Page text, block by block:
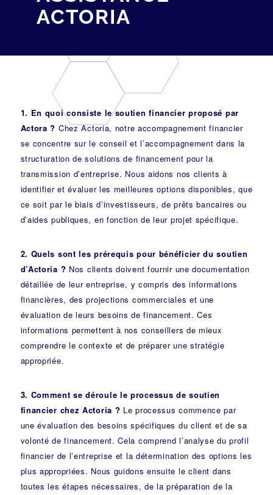
ACTORIA
1. En quoi consiste le soutien financier proposé par
Actora ? Chez Actoria, notre accompagnement financier
se concentre sur le conseil et l’accompagnement dans la
structuration de solutions de financement pour la
transmission d’entreprise. Nous aidons nos clients à
identifier et évaluer les meilleures options disponibles, que
ce soit par le biais d’investisseurs, de prêts bancaires ou
d’aides publiques, en fonction de leur projet spécifique.
2. Quels sont les prérequis pour bénéficier du soutien
d’Actoria ? Nos clients doivent fournir une documentation
détaillée de leur entreprise, y compris des informations
financières, des projections commerciales et une
évaluation de leurs besoins de financement. Ces
informations permettent à nos conseillers de mieux
comprendre le contexte et de préparer une stratégie
appropriée.
3. Comment se déroule le processus de soutien
financier chez Actoria ? Le processus commence par
une évaluation des besoins spécifiques du client et de sa
volonté de financement. Cela comprend l’analyse du profil
financier de l’entreprise et la détermination des options les
plus appropriées. Nous guidons ensuite le client dans
toutes les étapes nécessaires, de la préparation de la